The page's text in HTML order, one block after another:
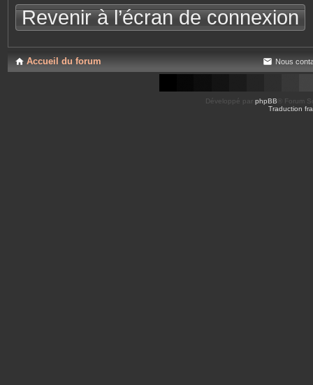
Revenir à l’écran de connexion
Accueil du forum Nous
Développé par phpBB ® Forum
Traduction